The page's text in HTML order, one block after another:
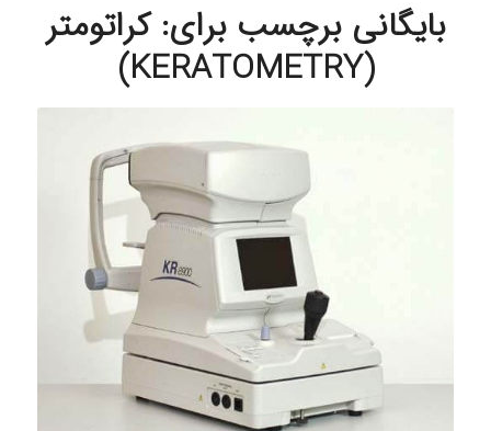
بایگانی برچسب برای:کراتومتر
(KERATOMETRY)